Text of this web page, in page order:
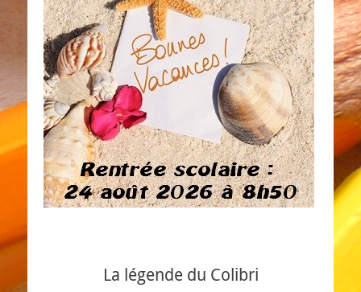
La légende du Colibri